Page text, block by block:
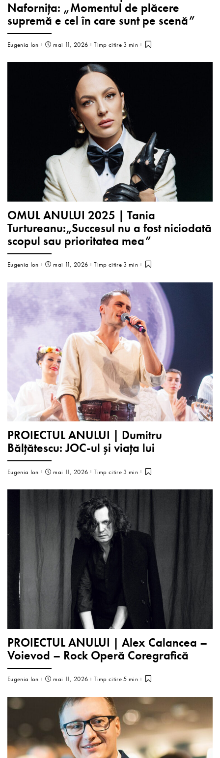
Nafornița: „Momentul de plăcere
supremă e cel în care sunt pe scenă”
Eugenia Ion mai 11, 2026 Timp citire 3 min
OMUL ANULUI 2025 | Tania
Turtureanu:„Succesul nu a fost niciodată
scopul sau prioritatea mea”
Eugenia Ion mai 11, 2026 Timp citire 3 min
PROIECTUL ANULUI | Dumitru
Bălțătescu: JOC-ul și viața lui
Eugenia Ion mai 11, 2026 Timp citire 3 min
PROIECTUL ANULUI | Alex Calancea –
Voievod – Rock Operă Coregrafică
Eugenia Ion mai 11, 2026 Timp citire 5 min